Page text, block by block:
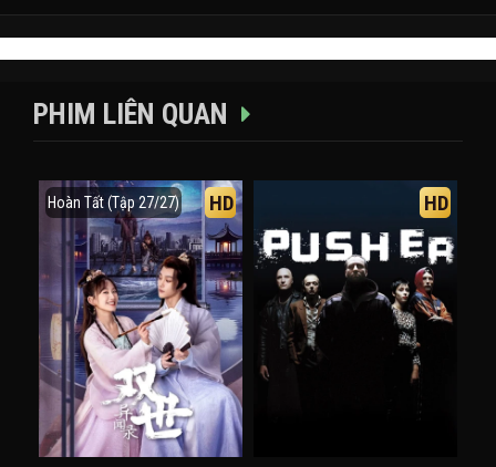
PHIM LIÊN QUAN
Hoàn Tất (Tập 27/27) HD HD